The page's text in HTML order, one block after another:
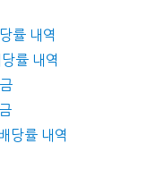
률 내역
률 내역
당률 내역